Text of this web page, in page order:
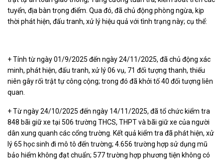
tuyển, địa bàn trọng điểm. Qua đó, đã chủ động phòng ngừa, kịp
thời phát hiện, đấu tranh, xử lý hiệu quả với tình trạng này; cụ thể:
+ Tính từ ngày 01/9/2025 đến ngày 24/11/2025, đã chủ động xác
minh, phát hiện, đấu tranh, xử lý 06 vụ, 71 đối tượng thanh, thiếu
niên gây rối trật tự công cộng; trong đó đã khởi tố 40 đối tượng liên
quan.
+ Từ ngày 24/10/2025 đến ngày 14/11/2025, đã tổ chức kiểm tra
848 bãi giữ xe tại 506 trường THCS, THPT và bãi giữ xe của người
dân xung quanh các cổng trường. Kết quả kiểm tra đã phát hiện, xử
lý 65 học sinh đi mô tô đến trường; 4.656 trường hợp sử dụng mũ
bảo hiểm không đạt chuẩn; 577 trường hợp phương tiện không có